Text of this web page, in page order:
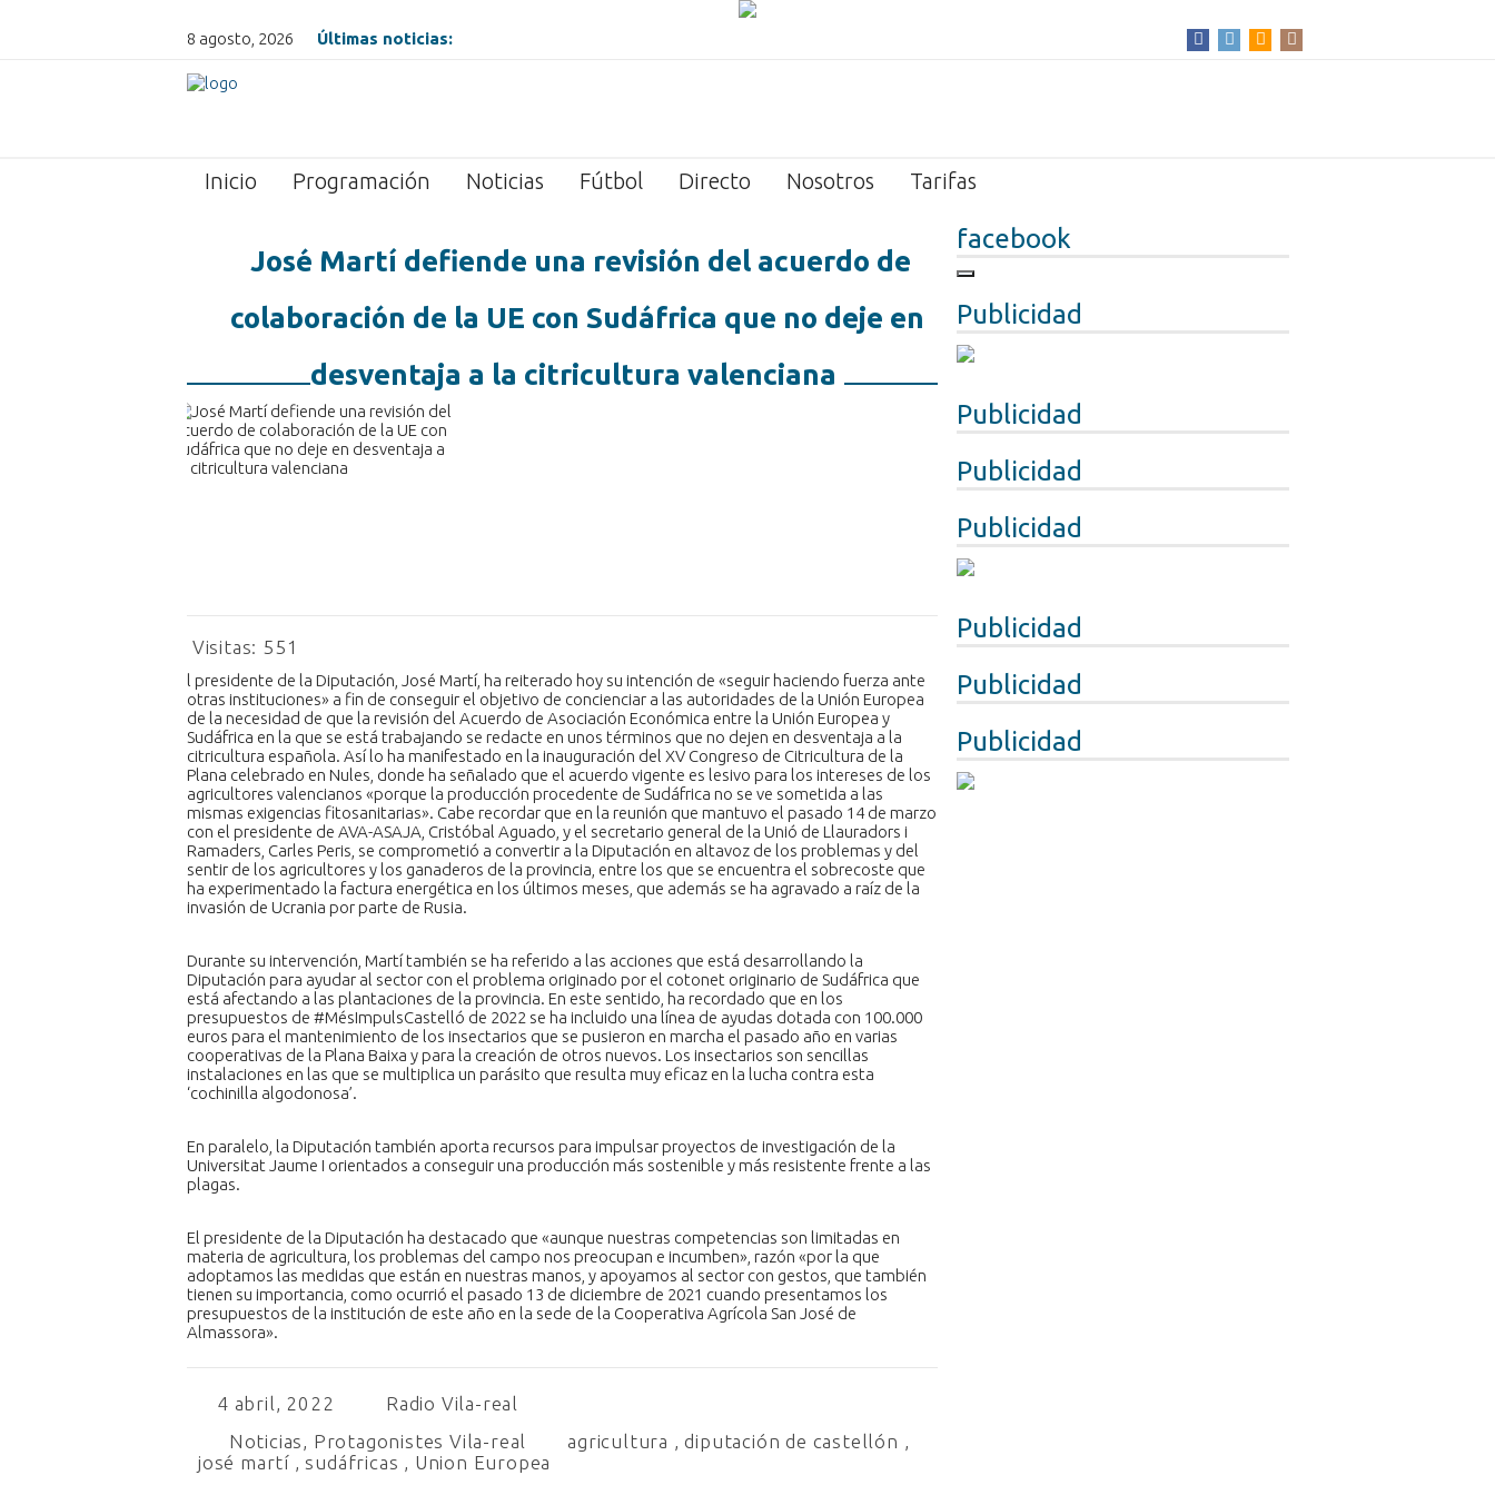
8 agosto, 2026 Últimas noticias:
Inicio Programación Noticias Fútbol Directo Nosotros Tarifas
facebook
Publicidad
Publicidad
Publicidad
Publicidad
Publicidad
Publicidad
Publicidad
José Martí defiende una revisión del acuerdo de
colaboración de la UE con Sudáfrica que no deje en
desventaja a la citricultura valenciana
Visitas: 551
l presidente de la Diputación, José Martí, ha reiterado hoy su intención de «seguir haciendo fuerza ante
otras instituciones» a fin de conseguir el objetivo de concienciar a las autoridades de la Unión Europea
de la necesidad de que la revisión del Acuerdo de Asociación Económica entre la Unión Europea y
Sudáfrica en la que se está trabajando se redacte en unos términos que no dejen en desventaja a la
citricultura española. Así lo ha manifestado en la inauguración del XV Congreso de Citricultura de la
Plana celebrado en Nules, donde ha señalado que el acuerdo vigente es lesivo para los intereses de los
agricultores valencianos «porque la producción procedente de Sudáfrica no se ve sometida a las
mismas exigencias fitosanitarias». Cabe recordar que en la reunión que mantuvo el pasado 14 de marzo
con el presidente de AVA-ASAJA, Cristóbal Aguado, y el secretario general de la Unió de Llauradors i
Ramaders, Carles Peris, se comprometió a convertir a la Diputación en altavoz de los problemas y del
sentir de los agricultores y los ganaderos de la provincia, entre los que se encuentra el sobrecoste que
ha experimentado la factura energética en los últimos meses, que además se ha agravado a raíz de la
invasión de Ucrania por parte de Rusia.
Durante su intervención, Martí también se ha referido a las acciones que está desarrollando la
Diputación para ayudar al sector con el problema originado por el cotonet originario de Sudáfrica que
está afectando a las plantaciones de la provincia. En este sentido, ha recordado que en los
presupuestos de #MésImpulsCastelló de 2022 se ha incluido una línea de ayudas dotada con 100.000
euros para el mantenimiento de los insectarios que se pusieron en marcha el pasado año en varias
cooperativas de la Plana Baixa y para la creación de otros nuevos. Los insectarios son sencillas
instalaciones en las que se multiplica un parásito que resulta muy eficaz en la lucha contra esta
‘cochinilla algodonosa’.
En paralelo, la Diputación también aporta recursos para impulsar proyectos de investigación de la
Universitat Jaume I orientados a conseguir una producción más sostenible y más resistente frente a las
plagas.
El presidente de la Diputación ha destacado que «aunque nuestras competencias son limitadas en
materia de agricultura, los problemas del campo nos preocupan e incumben», razón «por la que
adoptamos las medidas que están en nuestras manos, y apoyamos al sector con gestos, que también
tienen su importancia, como ocurrió el pasado 13 de diciembre de 2021 cuando presentamos los
presupuestos de la institución de este año en la sede de la Cooperativa Agrícola San José de
Almassora».
4 abril, 2022
Radio Vila-real
Noticias, Protagonistes Vila-real agricultura ,diputación de castellón ,
josé martí , sudáfricas , Union Europea